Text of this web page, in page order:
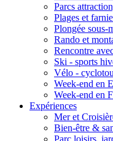
Parcs
Plages et
Plongée sous-
Rando et
Rencontre
Ski - sports
Vélo -
Week-end en
Week-end en
Expériences
Mer et
Bien-être &
Parc loisirs,